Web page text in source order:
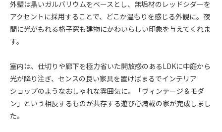
外壁は黒いガルバリウムをベースとし、無垢材のレッドシダーを
アクセントに採用することで、どこか温もりを感じる外観に。夜
間に光がもれる格子窓も建物にかわいらしい印象を与えてくれま
す。
室内は、仕切りや廊下を極力省いた開放感のあるLDKに中庭から
光が降り注ぎ、センスの良い家具を置けばまるでインテリア
ショップのようなおしゃれな雰囲気に。「ヴィンテージ＆モダ
ン」という相反するものが共存する遊び心満載の家が完成しまし
た。